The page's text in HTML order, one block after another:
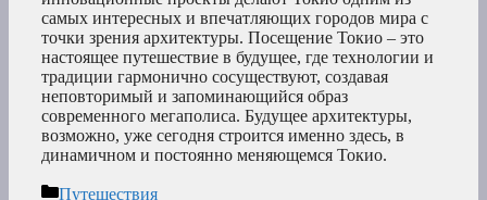
самых интересных и впечатляющих городов мира с
точки зрения архитектуры. Посещение Токио – это
настоящее путешествие в будущее, где технологии и
традиции гармонично сосуществуют, создавая
неповторимый и запоминающийся образ
современного мегаполиса. Будущее архитектуры,
возможно, уже сегодня строится именно здесь, в
динамичном и постоянно меняющемся Токио.
Рубрики
Путешествия